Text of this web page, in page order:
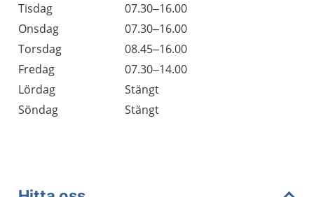
Tisdag
07.30–16.00
Onsdag
07.30–16.00
Torsdag
08.45–16.00
Fredag
07.30–14.00
Lördag
Stängt
Söndag
Stängt